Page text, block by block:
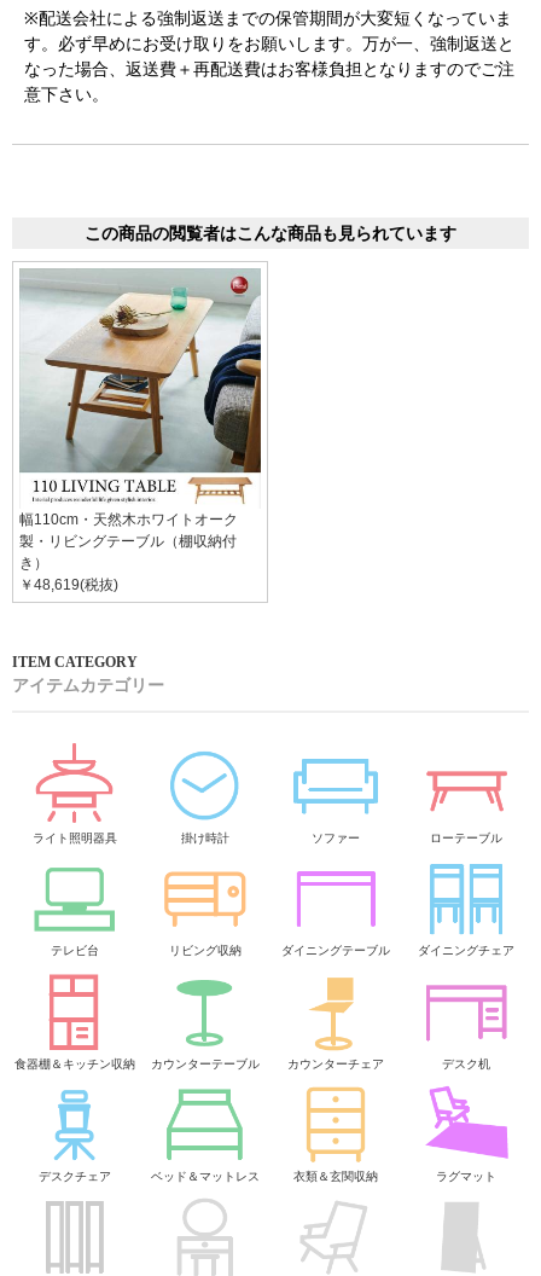
※配送会社による強制返送までの保管期間が大変短くなっていま
す。必ず早めにお受け取りをお願いします。万が一、強制返送と
なった場合、返送費＋再配送費はお客様負担となりますのでご注
意下さい。
この商品の閲覧者はこんな商品も見られています
幅110cm・天然木ホワイトオーク
製・リビングテーブル（棚収納付
き）
￥48,619(税抜)
アイテムカテゴリー
ライト照明器具 掛け時計 ソファー ローテーブル
テレビ台 リビング収納 ダイニングテーブル ダイニングチェア
食器棚＆キッチン収納 カウンターテーブル カウンターチェア デスク机
デスクチェア ベッド＆マットレス 衣類＆玄関収納 ラグマット